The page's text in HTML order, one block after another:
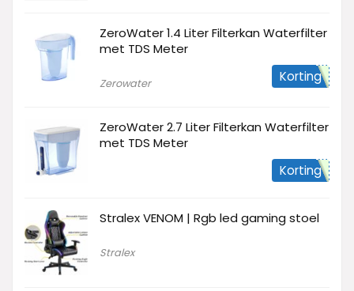
ZeroWater 1.4 Liter Filterkan Waterfilter
met TDS Meter
Zerowater Korting
ZeroWater 2.7 Liter Filterkan Waterfilter
met TDS Meter
Korting
Stralex VENOM | Rgb led gaming stoel
Stralex